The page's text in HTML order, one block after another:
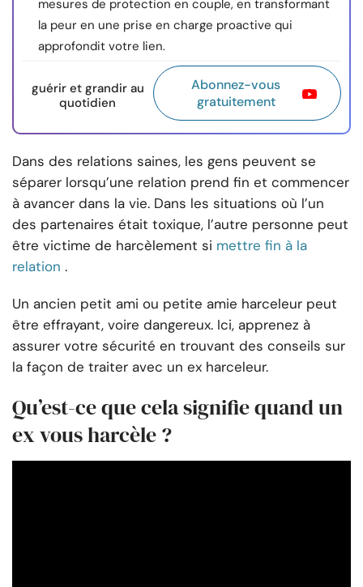
mesures de protection en couple, en transformant
la peur en une prise en charge proactive qui
approfondit votre lien.
guérir et grandir au
quotidien
Abonnez-vous
gratuitement
Dans des relations saines, les gens peuvent se
séparer lorsqu’une relation prend fin et commencer
à avancer dans la vie. Dans les situations où l’un
des partenaires était toxique, l’autre personne peut
être victime de harcèlement si mettre fin à la
relation .
Un ancien petit ami ou petite amie harceleur peut
être effrayant, voire dangereux. Ici, apprenez à
assurer votre sécurité en trouvant des conseils sur
la façon de traiter avec un ex harceleur.
Qu’est-ce que cela signifie quand un
ex vous harcèle ?